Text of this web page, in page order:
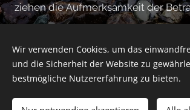
ziehen die Aufmerksamkeit der
Wir verwenden Cookies, um das
und die Sicherheit der Website zu
bestmögliche Nutzererfahrung zu bieten.